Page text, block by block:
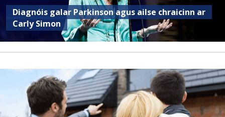
Diagnóis galar Parkinson agus ailse chraicinn ar
Carly Simon